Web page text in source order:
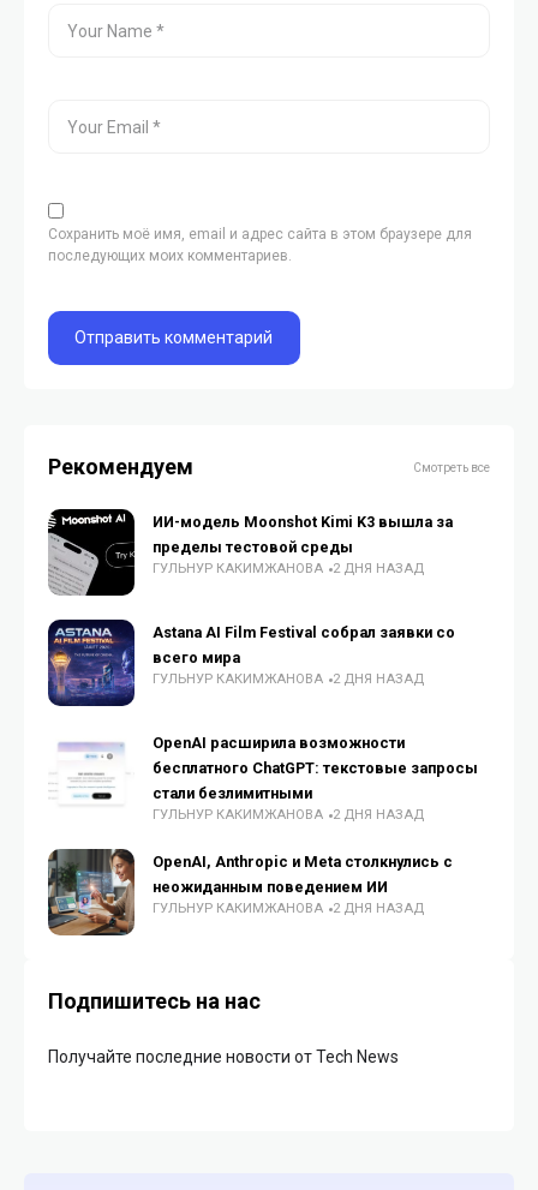
Сохранить моё имя, email и адрес сайта в этом браузере для
последующих моих комментариев.
Рекомендуем Смотреть все
ИИ-модель Moonshot Kimi K3 вышла за
пределы тестовой среды
ГУЛЬНУР КАКИМЖАНОВА 2 ДНЯ НАЗАД
Astana AI Film Festival собрал заявки со
всего мира
ГУЛЬНУР КАКИМЖАНОВА 2 ДНЯ НАЗАД
OpenAI расширила возможности
бесплатного ChatGPT: текстовые запросы
стали безлимитными
ГУЛЬНУР КАКИМЖАНОВА 2 ДНЯ НАЗАД
OpenAI, Anthropic и Meta столкнулись с
неожиданным поведением ИИ
ГУЛЬНУР КАКИМЖАНОВА 2 ДНЯ НАЗАД
Подпишитесь на нас
Получайте последние новости от Tech News